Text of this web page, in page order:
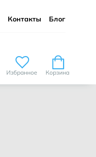
Контакты Блог
Избранное Корзина